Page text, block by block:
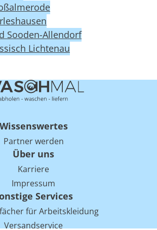
Sooden-Allendorf
Lichtenau
Wissenswertes
Partner werden
Über uns
Karriere
Impressum
Services
für Arbeitskleidung
Versandservice